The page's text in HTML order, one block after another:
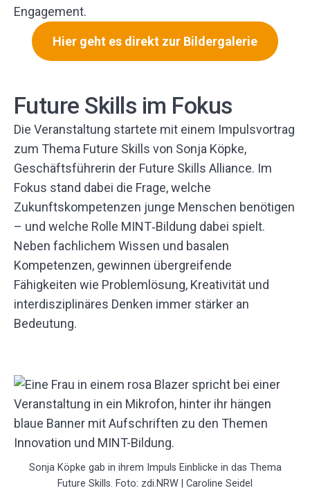
Engagement.
Hier geht es direkt zur Bildergalerie
Future Skills im Fokus
Die Veranstaltung startete mit einem Impulsvortrag
zum Thema Future Skills von Sonja Köpke,
Geschäftsführerin der Future Skills Alliance. Im
Fokus stand dabei die Frage, welche
Zukunftskompetenzen junge Menschen benötigen
– und welche Rolle MINT‑Bildung dabei spielt.
Neben fachlichem Wissen und basalen
Kompetenzen, gewinnen übergreifende
Fähigkeiten wie Problemlösung, Kreativität und
interdisziplinäres Denken immer stärker an
Bedeutung.
Sonja Köpke gab in ihrem Impuls Einblicke in das Thema
Future Skills. Foto: zdi.NRW | Caroline Seidel